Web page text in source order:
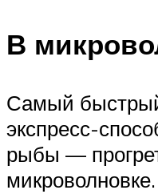
В
Самый
экспресс-
рыбы —
микроволновке.